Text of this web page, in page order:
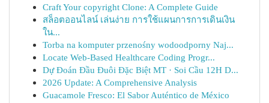
Craft Your copyright Clone: A Complete Guide
สล็อตออนไลน์ เล่นง่าย การใช้แผนการการเดินเงิน
ใน...
Torba na komputer przenośny wodoodporny Naj...
Locate Web-Based Healthcare Coding Progr...
Dự Đoán Đầu Đuôi Đặc Biệt MT · Soi Cầu 12H D...
2026 Update: A Comprehensive Analysis
Guacamole Fresco: El Sabor Auténtico de México